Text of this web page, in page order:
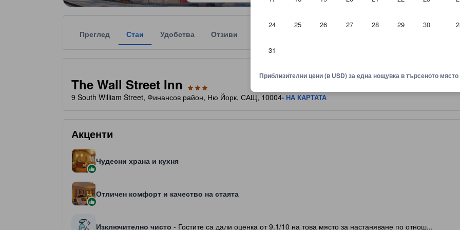
24 25 26 27 28 29 30
31
Приблизителни цени (в USD) за една нощувка в търсеното място
Преглед Стаи Удобства Отзиви
The Wall Street Inn
9 South William Street, Финансов район, Ню Йорк, САЩ, 10004- НА КАРТАТА
Акценти
Чудесни храна и кухня
Отличен комфорт и качество на стаята
Изключително чисто - Гостите са дали оценка от 9.1/10 на това място за настаняване по отнош...